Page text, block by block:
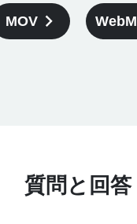
MOV WebM
質問と回答